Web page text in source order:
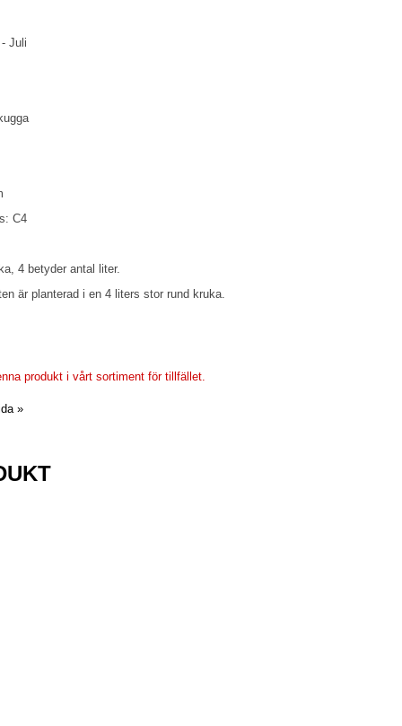
Juli
C4
4 betyder antal liter.
är planterad i en 4 liters stor rund kruka.
produkt i vårt sortiment för tillfället.
»